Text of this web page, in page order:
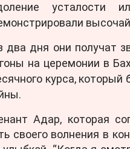
усталости
два дня они получат
на церемонии в
курса,
Адар, которая
своего волнения в